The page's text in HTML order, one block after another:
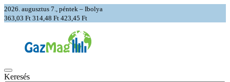
2026. augusztus 7., péntek – Ibolya
363,03 Ft 314,48 Ft 423,45 Ft
Keresés